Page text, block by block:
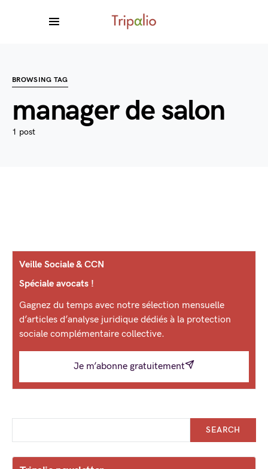
BROWSING TAG
manager de salon
1 post
Veille Sociale & CCN
Spéciale avocats !
Gagnez du temps avec notre sélection mensuelle
d’articles d’analyse juridique dédiés à la protection
sociale complémentaire collective.
Je m’abonne gratuitement
SEARCH